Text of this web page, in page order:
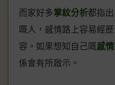
而家好多掌紋分析都指出
嘅人，感情路上容易經
容。如果想知自己嘅感
係會有所啟示。